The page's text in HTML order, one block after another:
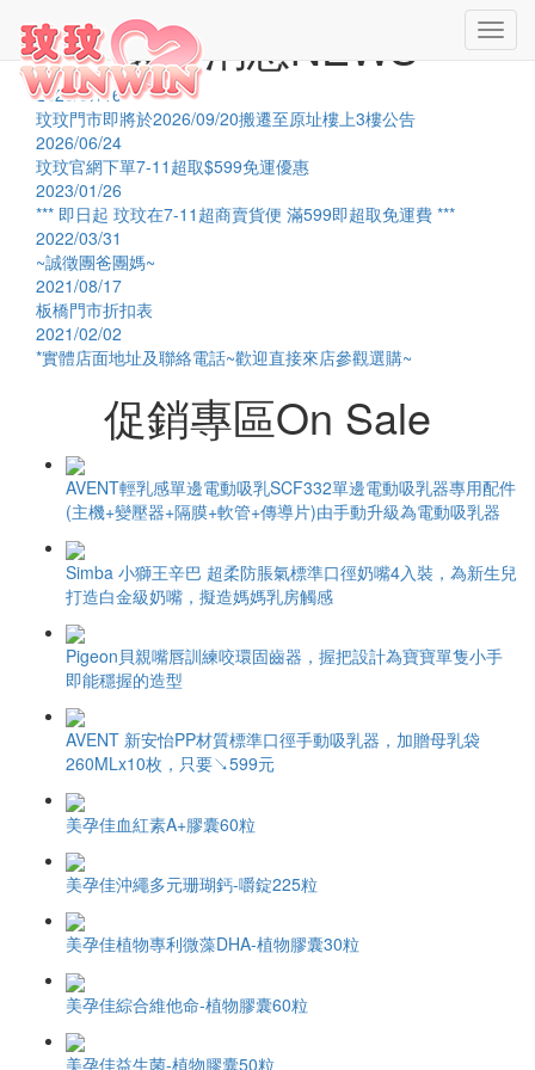
最新消息NEWS
2026/07/16
玟玟門市即將於2026/09/20搬遷至原址樓上3樓公告
2026/06/24
玟玟官網下單7-11超取$599免運優惠
2023/01/26
*** 即日起 玟玟在7-11超商賣貨便 滿599即超取免運費 ***
2022/03/31
~誠徵團爸團媽~
2021/08/17
板橋門市折扣表
2021/02/02
*實體店面地址及聯絡電話~歡迎直接來店參觀選購~
促銷專區On Sale
AVENT輕乳感單邊電動吸乳SCF332單邊電動吸乳器專用配件
(主機+變壓器+隔膜+軟管+傳導片)由手動升級為電動吸乳器
Simba 小獅王辛巴 超柔防脹氣標準口徑奶嘴4入裝，為新生兒
打造白金級奶嘴，擬造媽媽乳房觸感
Pigeon貝親嘴唇訓練咬環固齒器，握把設計為寶寶單隻小手
即能穩握的造型
AVENT 新安怡PP材質標準口徑手動吸乳器，加贈母乳袋
260MLx10枚，只要↘599元
美孕佳血紅素A+膠囊60粒
美孕佳沖繩多元珊瑚鈣-嚼錠225粒
美孕佳植物專利微藻DHA-植物膠囊30粒
美孕佳綜合維他命-植物膠囊60粒
美孕佳益生菌-植物膠囊50粒